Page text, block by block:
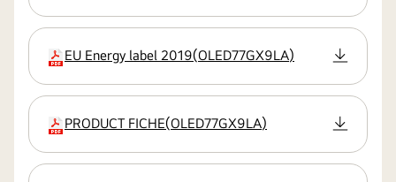
Erweiterung
EU Energy label 2019(OLED77GX9LA)
Erweiterung
PRODUCT FICHE(OLED77GX9LA)